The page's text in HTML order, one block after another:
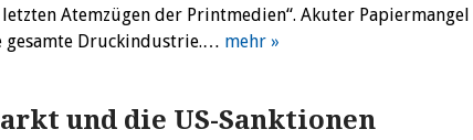
letzten Atemzügen der Printmedien“. Akuter
gesamte Druckindustrie.… mehr »
und die US-Sanktionen